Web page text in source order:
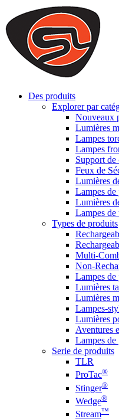
We use cookies to ensure
on our website. By continuing
that cookies are used to help
to offer you a better
you can disable cookies, you
Des produits
Explorer par
Nouveaux
Lumières
Lampes
Lampes
Support de
Feux de
Lumières
Lampes de
Lumières
Lampes de
Types de produits
Multi-
Non-
Lampes de
Lumières
Lumières
Lampes-
Lumières
Aventures
Lampes de
Serie de produits
TLR
ProTac®
Stinger®
Wedge®
Stream™